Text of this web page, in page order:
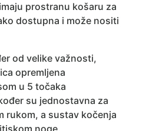
prostranu košaru za
dostupna i može nositi
od velike važnosti,
opremljena
u 5 točaka
su jednostavna za
rukom, a sustav kočenja